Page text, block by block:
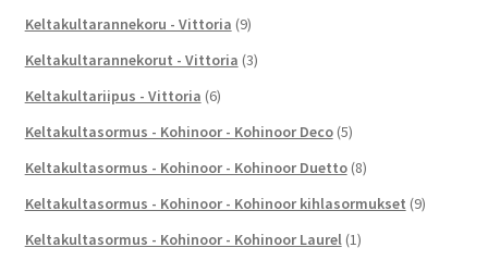
Keltakultarannekoru - Vittoria (9)
Keltakultarannekorut - Vittoria (3)
Keltakultariipus - Vittoria (6)
Keltakultasormus - Kohinoor - Kohinoor Deco (5)
Keltakultasormus - Kohinoor - Kohinoor Duetto (8)
Keltakultasormus - Kohinoor - Kohinoor kihlasormukset (9)
Keltakultasormus - Kohinoor - Kohinoor Laurel (1)